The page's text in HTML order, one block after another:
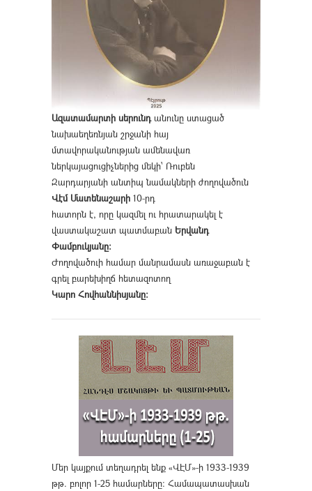
Ազատամարտի սերունդանունը ստացած
նախաեղեռնյան շրջանի հայ
մտավորականության ամենավառ
ներկայացուցիչներից մեկի՝ Ռուբեն
Զարդարյանի անտիպ նամակների ժողովածուն
Վէմ Մատենաշարի 10-րդ
հատորն է, որը կազմել ու հրատարակել է
վաստակաշատ պատմաբան Երվանդ
Փամբուկյանը։
Ժողովածուի համար մանրամասն առաջաբան է
գրել բարեխիղճ հետազոտող
Կարո Հովհաննիսյանը։
Մեր կայքում տեղադրել ենք «ՎԷՄ»-ի 1933-1939
թթ. բոլոր 1-25 համարները։ Համապատասխան